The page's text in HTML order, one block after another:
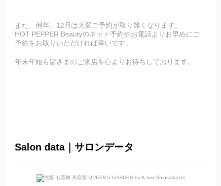
また、例年、12月は大変ご予約が取り難くなります。
HOT PEPPER Beautyのネット予約やお電話よりお早めにご
予約をお取りいただければ幸いです。
年末年始も皆さまのご来店を心よりお待ちしております。
Salon data｜サロンデータ